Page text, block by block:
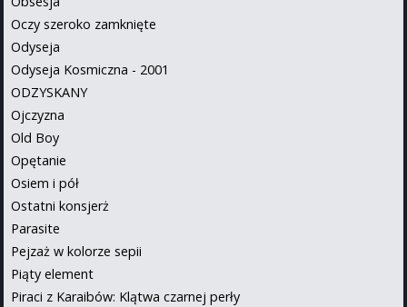
Oczy szeroko zamknięte
Odyseja
Odyseja Kosmiczna - 2001
ODZYSKANY
Ojczyzna
Old Boy
Opętanie
Osiem i pół
Ostatni konsjerż
Parasite
Pejzaż w kolorze sepii
Piąty element
Piraci z Karaibów: Klątwa czarnej perły